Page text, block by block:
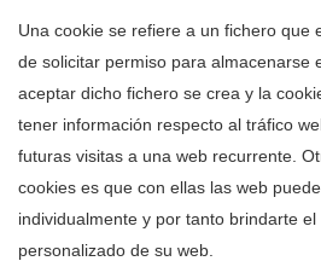
Una cookie se refiere a un fichero que
de solicitar permiso para almacenarse
aceptar dicho fichero se crea y la
tener información respecto al tráfico
futuras visitas a una web recurrente.
cookies es que con ellas las web
individualmente y por tanto brindarte
personalizado de su web.